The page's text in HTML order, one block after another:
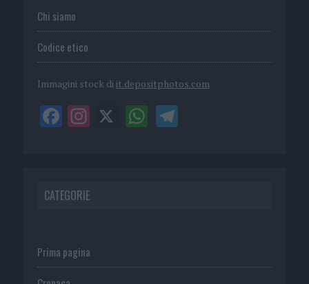
Chi siamo
Codice etico
Immagini stock di it.depositphotos.com
CATEGORIE
Prima pagina